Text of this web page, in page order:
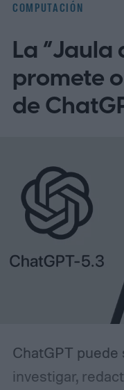
COMPUTACIÓN
La “Jaula
promete
de
ChatGPT
investigar,